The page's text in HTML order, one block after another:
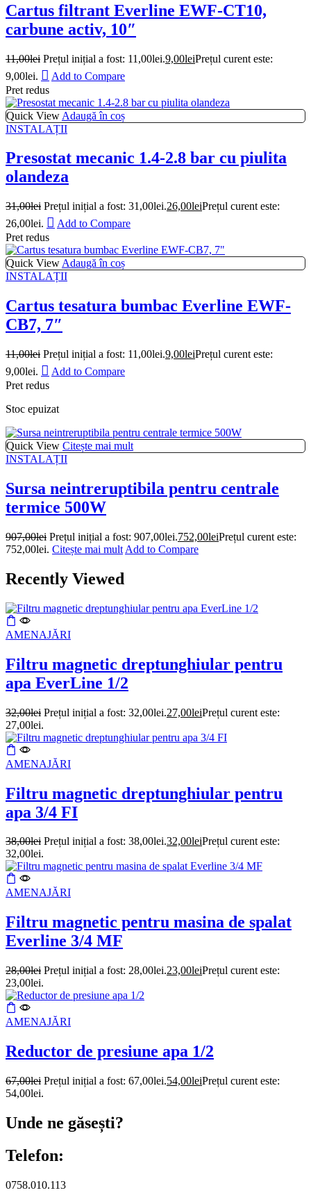
Cartus filtrant Everline EWF-CT10,
carbune activ, 10″
11,00lei Prețul inițial a fost: 11,00lei.9,00leiPrețul curent este:
9,00lei.
Add to Compare
Pret redus
Quick View Adaugă în coș
INSTALAȚII
Presostat mecanic 1.4-2.8 bar cu piulita
olandeza
31,00lei Prețul inițial a fost: 31,00lei.26,00leiPrețul curent este:
26,00lei.
Add to Compare
Pret redus
Quick View Adaugă în coș
INSTALAȚII
Cartus tesatura bumbac Everline EWF-
CB7, 7″
11,00lei Prețul inițial a fost: 11,00lei.9,00leiPrețul curent este:
9,00lei.
Add to Compare
Pret redus
Stoc epuizat
Quick View Citește mai mult
INSTALAȚII
Sursa neintreruptibila pentru centrale
termice 500W
907,00lei Prețul inițial a fost: 907,00lei.752,00leiPrețul curent este:
752,00lei. Citește mai mult Add to Compare
Recently Viewed
AMENAJĂRI
Filtru magnetic dreptunghiular pentru
apa EverLine 1/2
32,00lei Prețul inițial a fost: 32,00lei.27,00leiPrețul curent este:
27,00lei.
AMENAJĂRI
Filtru magnetic dreptunghiular pentru
apa 3/4 FI
38,00lei Prețul inițial a fost: 38,00lei.32,00leiPrețul curent este:
32,00lei.
AMENAJĂRI
Filtru magnetic pentru masina de spalat
Everline 3/4 MF
28,00lei Prețul inițial a fost: 28,00lei.23,00leiPrețul curent este:
23,00lei.
AMENAJĂRI
Reductor de presiune apa 1/2
67,00lei Prețul inițial a fost: 67,00lei.54,00leiPrețul curent este:
54,00lei.
Unde ne găsești?
Telefon:
0758.010.113